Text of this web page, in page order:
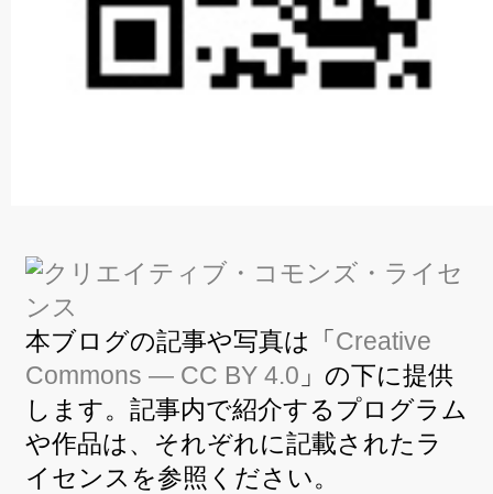
本ブログの記事や写真は「 Creative
Commons — CC BY 4.0 」の下に提供
します。記事内で紹介するプログラム
や作品は、それぞれに記載されたラ
イセンスを参照ください。